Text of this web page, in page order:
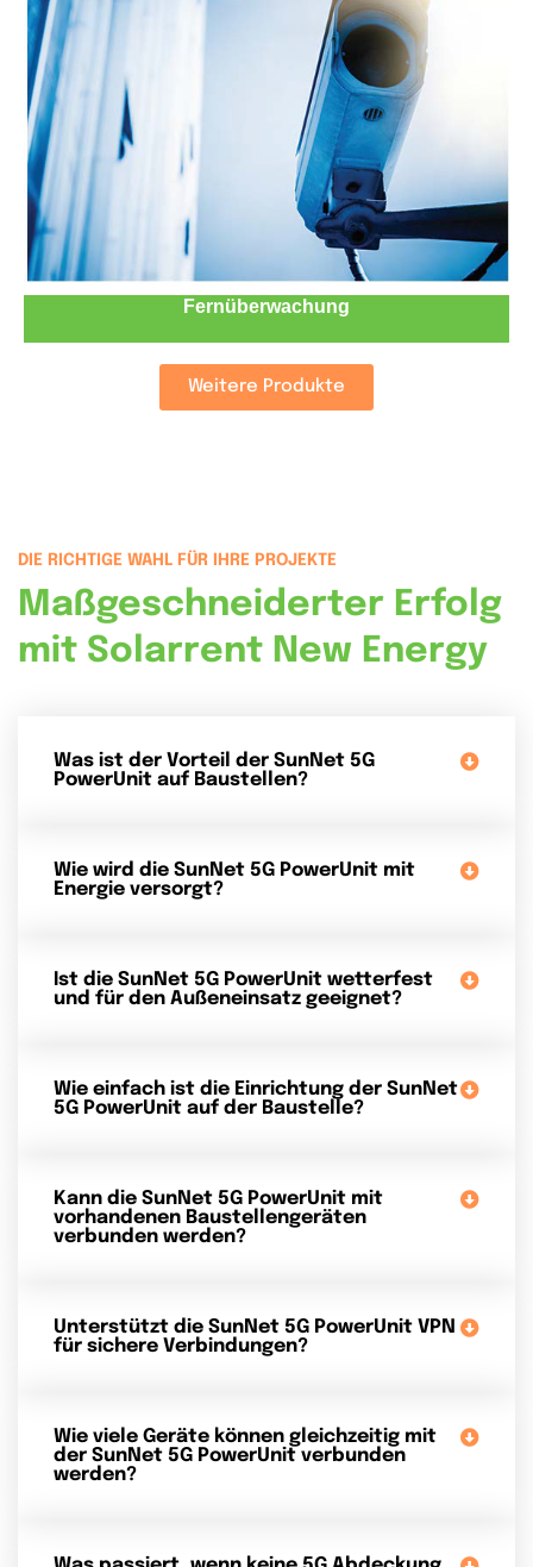
Fernüberwachung
Weitere Produkte
DIE RICHTIGE WAHL FÜR IHRE PROJEKTE
Maßgeschneiderter Erfolg
mit Solarrent New Energy
Was ist der Vorteil der SunNet 5G
PowerUnit auf Baustellen?
Wie wird die SunNet 5G PowerUnit mit
Energie versorgt?
Ist die SunNet 5G PowerUnit wetterfest
und für den Außeneinsatz geeignet?
Wie einfach ist die Einrichtung der SunNet
5G PowerUnit auf der Baustelle?
Kann die SunNet 5G PowerUnit mit
vorhandenen Baustellengeräten
verbunden werden?
Unterstützt die SunNet 5G PowerUnit VPN
für sichere Verbindungen?
Wie viele Geräte können gleichzeitig mit
der SunNet 5G PowerUnit verbunden
werden?